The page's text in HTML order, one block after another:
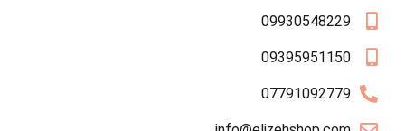
09930548229
09395951150
07791092779